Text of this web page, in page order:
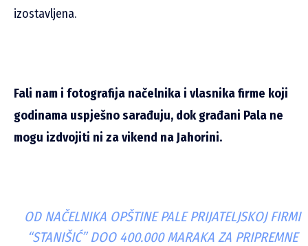
izostavljena.
Fali nam i fotografija načelnika i vlasnika firme koji
godinama uspješno sarađuju, dok građani Pala ne
mogu izdvojiti ni za vikend na Jahorini.
OD NAČELNIKA OPŠTINE PALE PRIJATELJSKOJ FIRMI
“STANIŠIĆ” DOO 400.000 MARAKA ZA PRIPREMNE